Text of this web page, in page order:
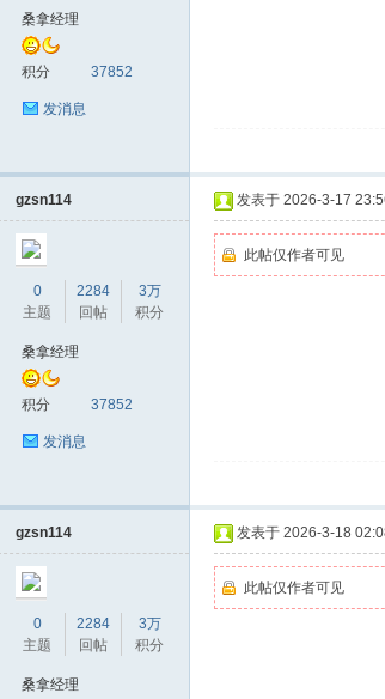
桑拿经理
积分 37852
发消息
gzsn114
0
主题
2284
回帖
3万
积分
桑拿经理
积分 37852
发消息
发表于 2026-3-17
此帖仅作者可见
gzsn114
0
主题
2284
回帖
3万
积分
桑拿经理
发表于 2026-3-18
此帖仅作者可见